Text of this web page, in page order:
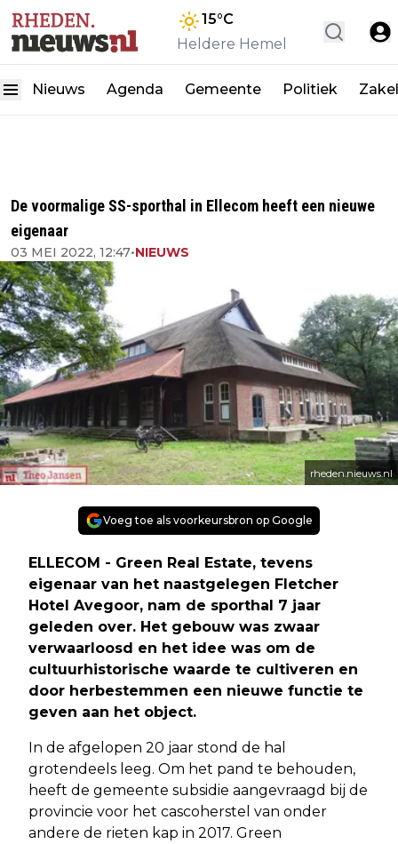
15°C
Heldere Hemel
Nieuws Agenda Gemeente Politiek
De voormalige SS-sporthal in Ellecom heeft een nieuwe
eigenaar
03 MEI 2022, 12:47•NIEUWS
rheden.nieuws.nl
Voeg toe als voorkeursbron op Google
ELLECOM - Green Real Estate, tevens
eigenaar van het naastgelegen Fletcher
Hotel Avegoor, nam de sporthal 7 jaar
geleden over. Het gebouw was zwaar
verwaarloosd en het idee was om de
cultuurhistorische waarde te cultiveren en
door herbestemmen een nieuwe functie te
geven aan het object.
In de afgelopen 20 jaar stond de hal
grotendeels leeg. Om het pand te behouden,
heeft de gemeente subsidie aangevraagd bij de
provincie voor het cascoherstel van onder
andere de rieten kap in 2017. Green